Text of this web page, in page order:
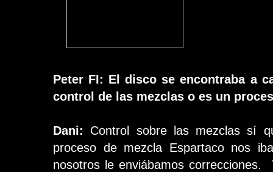
Peter FI: El disco se encontraba a
control de las mezclas o es un
Dani: Control sobre las mezclas sí
proceso de mezcla Espartaco nos
nosotros le enviábamos correcciones.